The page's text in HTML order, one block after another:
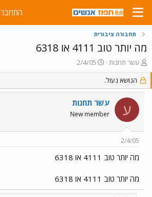
התחבר
תחבורה ציבורית
מה יותר טוב 4111 או 6318
פ
ו
ת
ח
נ
עשר תחנות
פ
ו
ס
ם
ת
ך
2/4/05
הנושא נעול.
ע עשר תחנות
New member
2/4/05
מה יותר טוב 4111 או 6318
מה יותר טוב 4111 או 6318